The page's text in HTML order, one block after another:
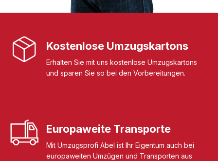
Kostenlose Umzugskartons
Erhalten Sie mit uns kostenlose Umzugskartons
und sparen Sie so bei den Vorbereitungen.
Europaweite Transporte
Mit Umzugsprofi Abel ist Ihr Eigentum auch bei
europaweiten Umzügen und Transporten aus